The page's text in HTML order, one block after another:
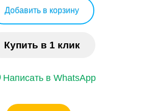
Добавить в корзину
Купить в 1 клик
Написать в WhatsApp